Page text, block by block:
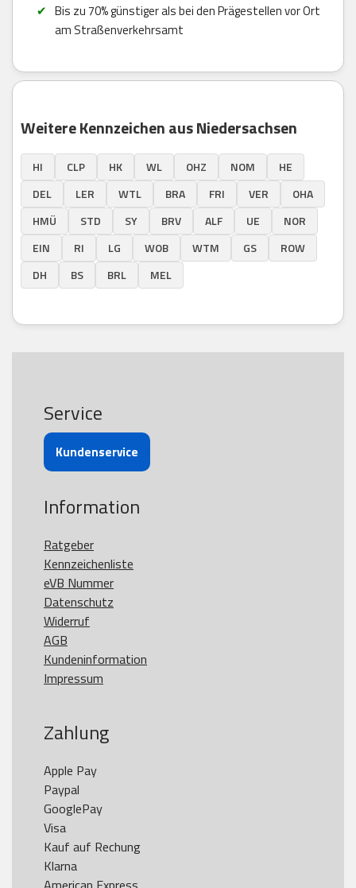
Bis zu 70% günstiger als bei den Prägestellen vor Ort
am Straßenverkehrsamt
Weitere Kennzeichen aus Niedersachsen
HI CLP HK WL OHZ NOM
HE
DEL
LER WTL BRA FRI VER
OHA
HMÜ
STD SY BRV ALF UE
NOR
EIN
RI LG WOB WTM GS
ROW
DH
BS BRL MEL
Service
Kundenservice
Information
Ratgeber
Kennzeichenliste
eVB Nummer
Datenschutz
Widerruf
AGB
Kundeninformation
Impressum
Zahlung
Apple Pay
Paypal
GooglePay
Visa
Kauf auf Rechung
Klarna